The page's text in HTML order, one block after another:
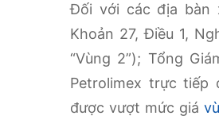
Đối với các địa bàn
Khoản 27, Điều 1,
“Vùng 2”); Tổng
Petrolimex trực
được vượt mức giá